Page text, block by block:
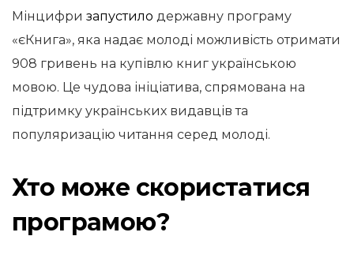
Мінцифри запустило державну програму
«єКнига», яка надає молоді можливість отримати
908 гривень на купівлю книг українською
мовою. Це чудова ініціатива, спрямована на
підтримку українських видавців та
популяризацію читання серед молоді.
Хто може скористатися
програмою?